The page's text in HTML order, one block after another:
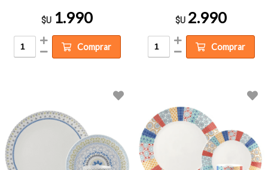
$U 1.990
Comprar
$U 2.990
Comprar